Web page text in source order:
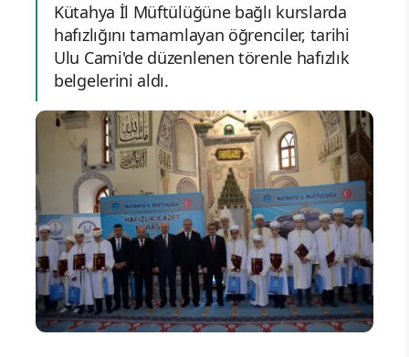
Kütahya İl Müftülüğüne bağlı kurslarda
hafızlığını tamamlayan öğrenciler, tarihi
Ulu Cami'de düzenlenen törenle hafızlık
belgelerini aldı.